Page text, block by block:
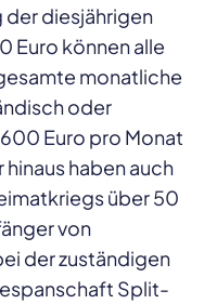
der diesjährigen
Euro können alle
monatliche
oder
Euro pro Monat
haben auch
über 50
von
der zuständigen
Split-